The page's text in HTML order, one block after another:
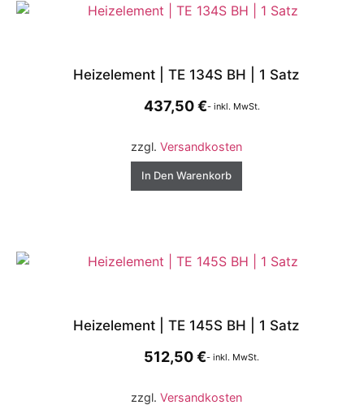
Heizelement | TE 134S BH | 1 Satz
437,50€- inkl. MwSt.
In Den Warenkorb
zzgl. Versandkosten
Heizelement | TE 145S BH | 1 Satz
512,50€- inkl. MwSt.
zzgl. Versandkosten